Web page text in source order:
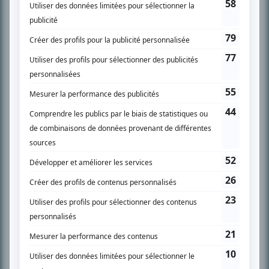
SUR LE RÉSEAU BIZZ MÉDIA
PLAN DU SITE
Accueil
Liste des oeuvres
Recherche avancée
À propos
Nous contacter
Termes et conditions
Politique de confidentialité
Gestion du consentement